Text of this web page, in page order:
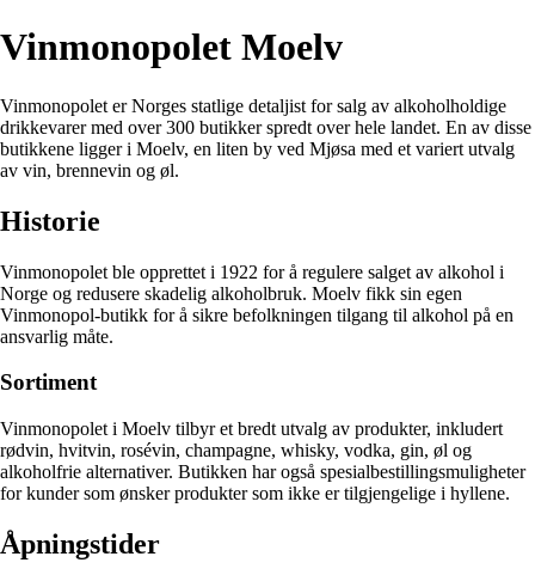
Vinmonopolet Moelv
Vinmonopolet er Norges statlige detaljist for salg av alkoholholdige
drikkevarer med over 300 butikker spredt over hele landet. En av disse
butikkene ligger i Moelv, en liten by ved Mjøsa med et variert utvalg
av vin, brennevin og øl.
Historie
Vinmonopolet ble opprettet i 1922 for å regulere salget av alkohol i
Norge og redusere skadelig alkoholbruk. Moelv fikk sin egen
Vinmonopol-butikk for å sikre befolkningen tilgang til alkohol på en
ansvarlig måte.
Sortiment
Vinmonopolet i Moelv tilbyr et bredt utvalg av produkter, inkludert
rødvin, hvitvin, rosévin, champagne, whisky, vodka, gin, øl og
alkoholfrie alternativer. Butikken har også spesialbestillingsmuligheter
for kunder som ønsker produkter som ikke er tilgjengelige i hyllene.
Åpningstider